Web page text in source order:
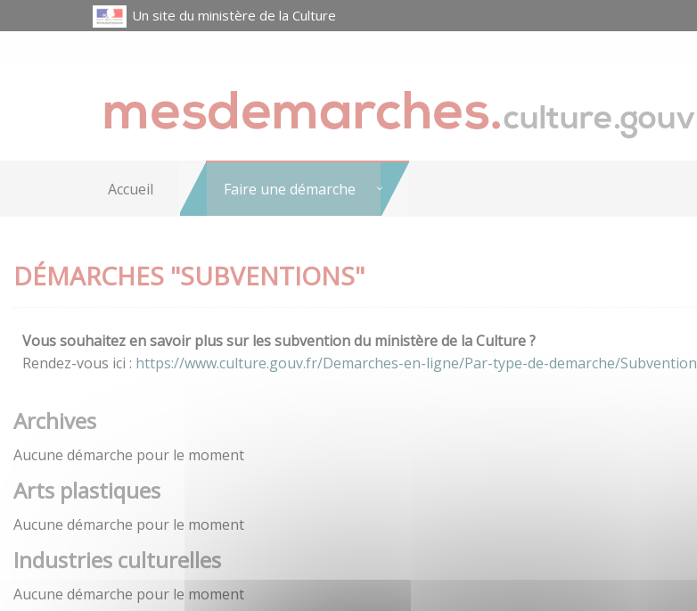
Un site du ministère de la Culture
Accueil Faire une démarche
DÉMARCHES "SUBVENTIONS"
Vous souhaitez en savoir plus sur les subvention du ministère de la Culture ?
Rendez-vous ici : https://www.culture.gouv.fr/Demarches-en-ligne/Par-type-de-demarche/Subvention
Archives
Aucune démarche pour le moment
Arts plastiques
Aucune démarche pour le moment
Industries culturelles
Aucune démarche pour le moment